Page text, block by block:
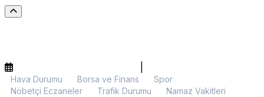
Hava Durumu Borsa ve Finans
Spor
Nöbetçi Eczaneler
Trafik Durumu
Namaz Vakitleri